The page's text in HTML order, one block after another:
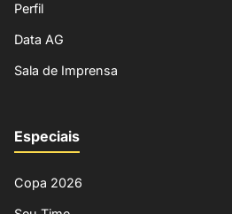
Perfil
Data AG
Sala de Imprensa
Especiais
Copa 2026